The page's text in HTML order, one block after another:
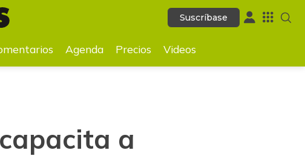
Suscríbase
Suscríbase
Agenda Precios Videos
a